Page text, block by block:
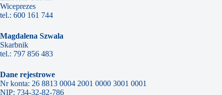
Wiceprezes
tel.: 600 161 744
Magdalena Szwala
Skarbnik
tel.: 797 856 483
Dane rejestrowe
Nr konta: 26 8813 0004 2001 0000 3001 0001
NIP: 734-32-82-786